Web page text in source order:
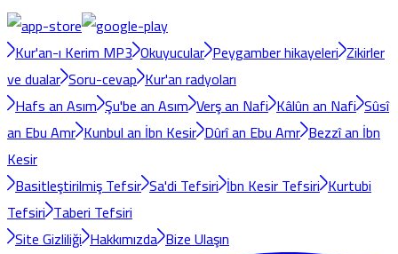
Kur'an-ı Kerim MP3 Okuyucular Peygamber hikayeleri Zikirler
ve dualar Soru-cevap Kur'an radyoları
Hafs an Asım Şu'be an Asım Verş an Nafi Kâlûn an Nafi Sûsî
an Ebu Amr Kunbul an İbn Kesir Dûrî an Ebu Amr Bezzî an İbn
Kesir
Basitleştirilmiş Tefsir Sa'di Tefsiri İbn Kesir Tefsiri Kurtubi
Tefsiri Taberi Tefsiri
Site Gizliliği Hakkımızda Bize Ulaşın